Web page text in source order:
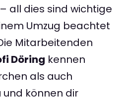
all dies sind wichtige
Umzug beachtet
Mitarbeitenden
Döring kennen
als auch
können dir